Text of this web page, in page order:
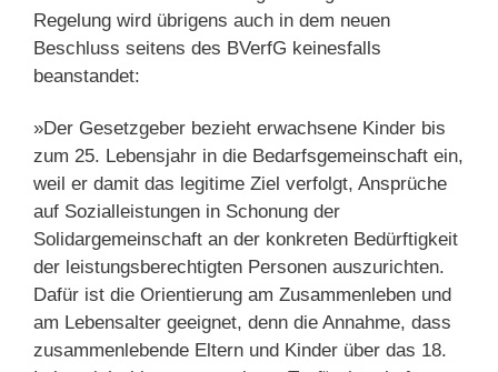
Regelung wird übrigens auch in dem neuen
Beschluss seitens des BVerfG keinesfalls
beanstandet:
»Der Gesetzgeber bezieht erwachsene Kinder bis
zum 25. Lebensjahr in die Bedarfsgemeinschaft ein,
weil er damit das legitime Ziel verfolgt, Ansprüche
auf Sozialleistungen in Schonung der
Solidargemeinschaft an der konkreten Bedürftigkeit
der leistungsberechtigten Personen auszurichten.
Dafür ist die Orientierung am Zusammenleben und
am Lebensalter geeignet, denn die Annahme, dass
zusammenlebende Eltern und Kinder über das 18.